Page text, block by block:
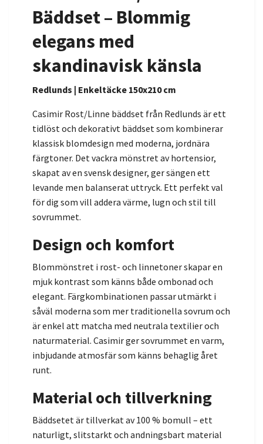
Bäddset – Blommig
elegans med
skandinavisk känsla
Redlunds | Enkeltäcke 150x210 cm
Casimir Rost/Linne bäddset från Redlunds är ett
tidlöst och dekorativt bäddset som kombinerar
klassisk blomdesign med moderna, jordnära
färgtoner. Det vackra mönstret av hortensior,
skapat av en svensk designer, ger sängen ett
levande men balanserat uttryck. Ett perfekt val
för dig som vill addera värme, lugn och stil till
sovrummet.
Design och komfort
Blommönstret i rost- och linnetoner skapar en
mjuk kontrast som känns både ombonad och
elegant. Färgkombinationen passar utmärkt i
såväl moderna som mer traditionella sovrum och
är enkel att matcha med neutrala textilier och
naturmaterial. Casimir ger sovrummet en varm,
inbjudande atmosfär som känns behaglig året
runt.
Material och tillverkning
Bäddsetet är tillverkat av 100 % bomull – ett
naturligt, slitstarkt och andningsbart material